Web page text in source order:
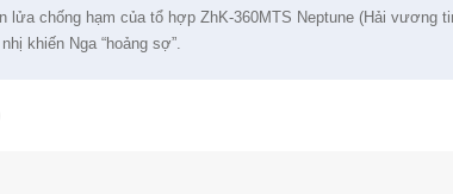
lửa chống hạm của tổ hợp ZhK-360MTS Neptune (Hải vương
khiến Nga “hoảng sợ”.